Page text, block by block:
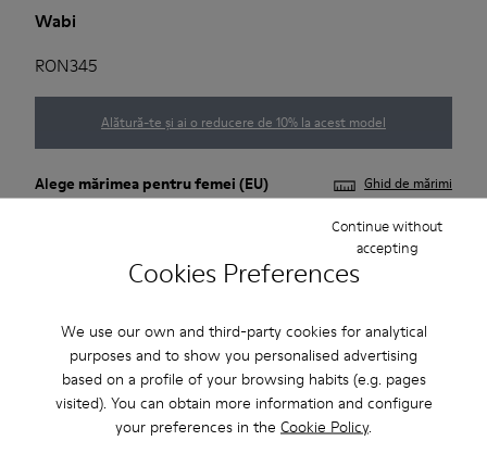
Cookies Preferences
We use our own and third-party cookies for analytical
purposes and to show you personalised advertising
based on a profile of your browsing habits (e.g. pages
visited). You can obtain more information and configure
your preferences in the Cookie Policy.
Continue without
accepting
Wabi
RON345
Alătură-te și ai o reducere de 10% la acest model
Alege mărimea pentru femei (EU) Ghid de mărimi
Adaugă în coș